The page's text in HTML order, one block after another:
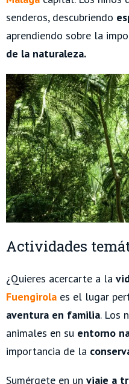
senderos, descubriendo
aprendiendo sobre la
de la naturaleza.
Actividades
¿Quieres acercarte a la
Fuengirola es el lugar
aventura en familia. Los
animales en su entorno
importancia de la
Sumérgete en un viaje a